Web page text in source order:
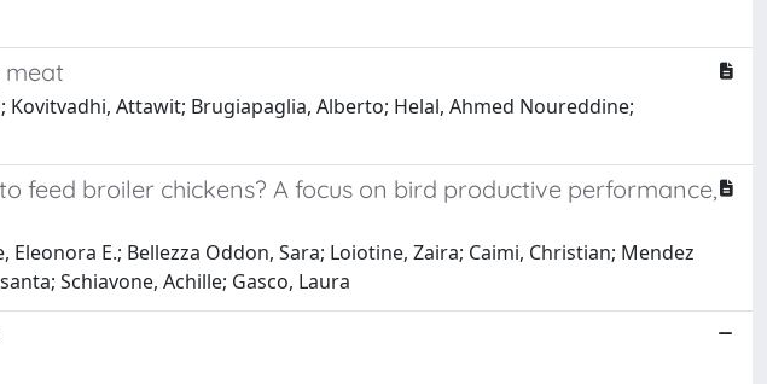
meat
Kovitvadhi, Attawit; Brugiapaglia, Alberto; Helal, Ahmed Noureddine;
feed broiler chickens? A focus on bird productive performance,
E.; Bellezza Oddon, Sara; Loiotine, Zaira; Caimi, Christian; Mendez
Schiavone, Achille; Gasco, Laura